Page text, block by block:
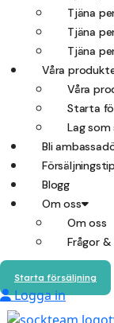
Tjäna
Tjäna
Tjäna
Våra
Våra
Starta
Lag
Bli
Blogg
Om oss
Om oss
Frågor &
Starta försäljning
Logga in